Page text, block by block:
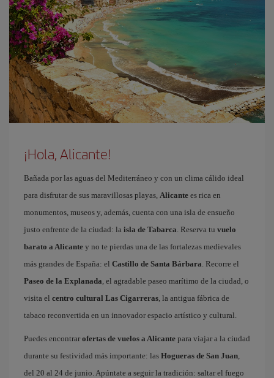
¡Hola, Alicante!
Bañada por las aguas del Mediterráneo y con un clima cálido ideal
para disfrutar de sus maravillosas playas, Alicante es rica en
monumentos, museos y, además, cuenta con una isla de ensueño
justo enfrente de la ciudad: la isla de Tabarca. Reserva tu vuelo
barato a Alicante y no te pierdas una de las fortalezas medievales
más grandes de España: el Castillo de Santa Bárbara. Recorre el
Paseo de la Explanada, el agradable paseo marítimo de la ciudad, o
visita el centro cultural Las Cigarreras, la antigua fábrica de
tabaco reconvertida en un innovador espacio artístico y cultural.
Puedes encontrar ofertas de vuelos a Alicante para viajar a la ciudad
durante su festividad más importante: las Hogueras de San Juan,
del 20 al 24 de junio. Apúntate a seguir la tradición: saltar el fuego